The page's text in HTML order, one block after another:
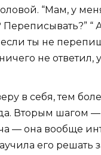
“Мам, у
“
ты не
не ответил,
в себя, тем
Вторым шагом —
— она вообще
его